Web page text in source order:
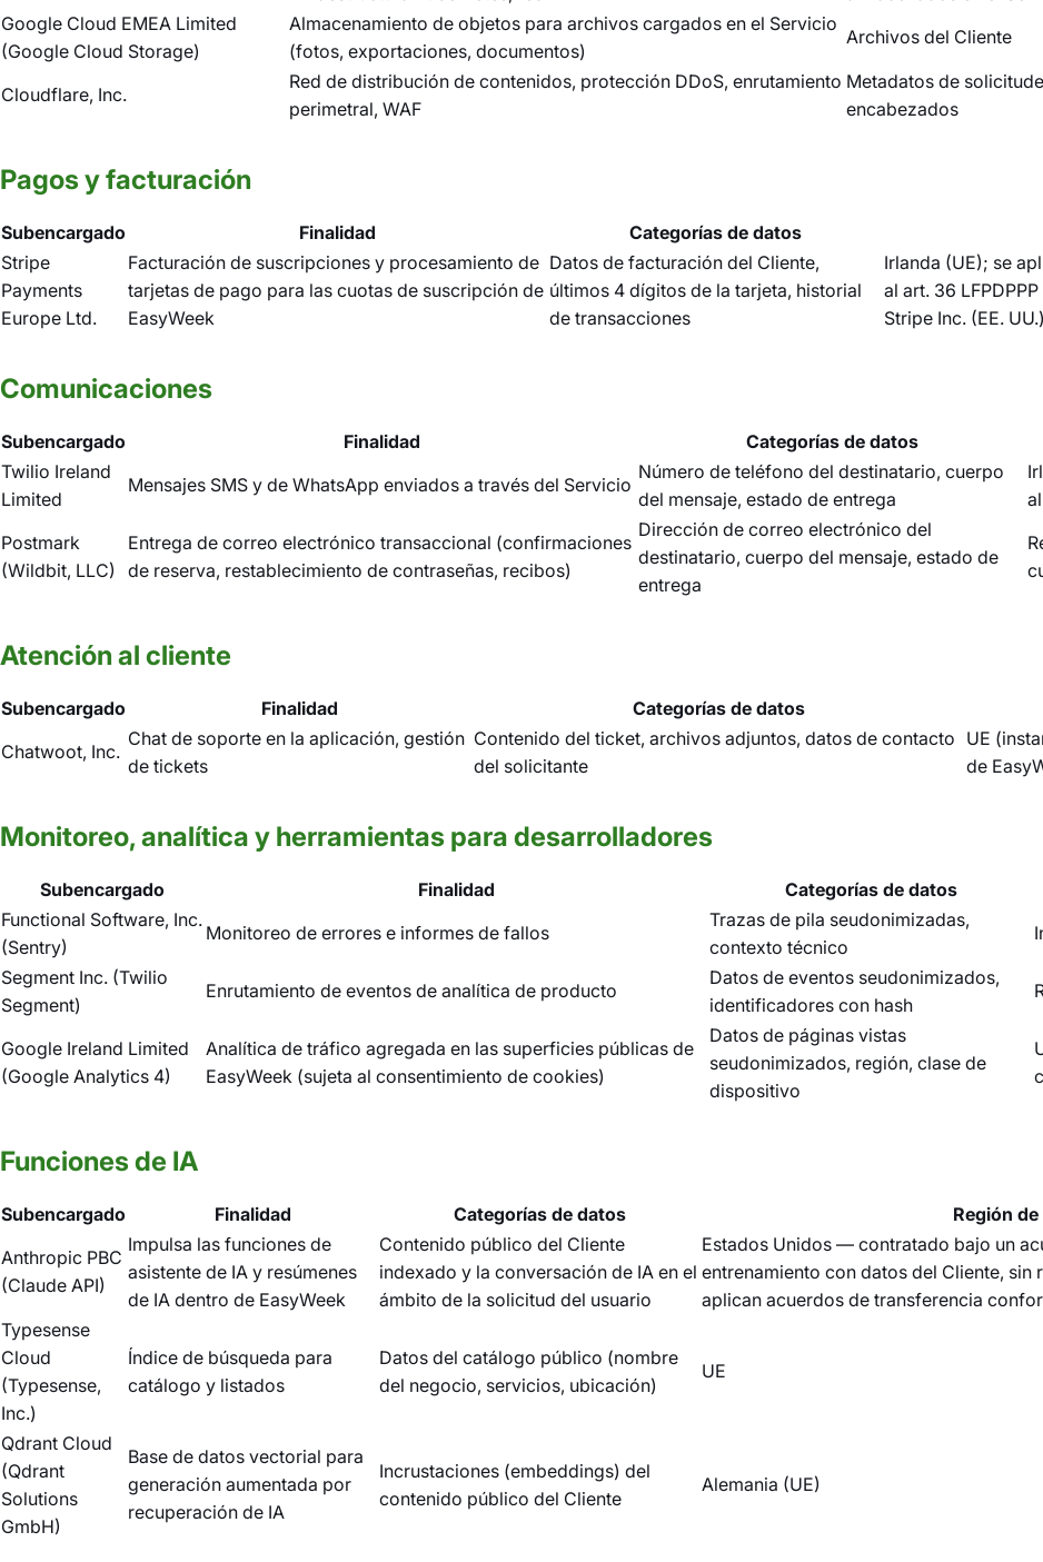
Google Cloud EMEA Limited
(Google Cloud Storage)
Almacenamiento de objetos para archivos cargados en el Servicio
(fotos, exportaciones, documentos)
Archivos del Cliente
Cloudflare, Inc.
Red de distribución de contenidos, protección DDoS, enrutamiento
perimetral, WAF
Metadatos de
encabezados
Pagos y facturación
Subencargado Finalidad Categorías de datos
Stripe
Payments
Europe Ltd.
Facturación de suscripciones y procesamiento de
tarjetas de pago para las cuotas de suscripción de
EasyWeek
Datos de facturación del Cliente,
últimos 4 dígitos de la tarjeta, historial
de transacciones
Irlanda (UE); se
al art. 36
Stripe Inc. (EE. UU.)
Comunicaciones
Subencargado Finalidad Categorías de datos
Twilio Ireland
Limited
Mensajes SMS y de WhatsApp enviados a través del Servicio
Número de teléfono del destinatario, cuerpo
del mensaje, estado de entrega
Postmark
(Wildbit, LLC)
Entrega de correo electrónico transaccional (confirmaciones
de reserva, restablecimiento de contraseñas, recibos)
Dirección de correo electrónico del
destinatario, cuerpo del mensaje, estado de
entrega
Atención al cliente
Subencargado Finalidad Categorías de datos
Chatwoot, Inc.
Chat de soporte en la aplicación, gestión
de tickets
Contenido del ticket, archivos adjuntos, datos de contacto
del solicitante
UE
de
Monitoreo, analítica y herramientas para desarrolladores
Subencargado Finalidad Categorías de datos
Functional Software, Inc.
(Sentry)
Monitoreo de errores e informes de fallos
Trazas de pila seudonimizadas,
contexto técnico
Segment Inc. (Twilio
Segment)
Enrutamiento de eventos de analítica de producto
Datos de eventos seudonimizados,
identificadores con hash
Google Ireland Limited
(Google Analytics 4)
Analítica de tráfico agregada en las superficies públicas de
EasyWeek (sujeta al consentimiento de cookies)
Datos de páginas vistas
seudonimizados, región, clase de
dispositivo
Funciones de IA
Subencargado Finalidad Categorías de datos
Región
Anthropic PBC
(Claude API)
Impulsa las funciones de
asistente de IA y resúmenes
de IA dentro de EasyWeek
Contenido público del Cliente
indexado y la conversación de IA en el
ámbito de la solicitud del usuario
Estados Unidos — contratado bajo un
entrenamiento con datos del Cliente, sin
aplican acuerdos de transferencia
Typesense
Cloud
(Typesense,
Inc.)
Índice de búsqueda para
catálogo y listados
Datos del catálogo público (nombre
del negocio, servicios, ubicación)
UE
Qdrant Cloud
(Qdrant
Solutions
GmbH)
Base de datos vectorial para
generación aumentada por
recuperación de IA
Incrustaciones (embeddings) del
contenido público del Cliente
Alemania (UE)